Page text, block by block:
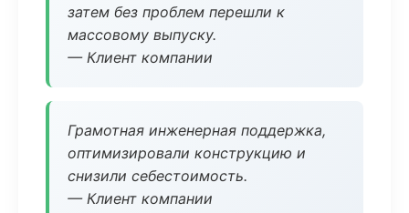
затем без проблем перешли к
массовому выпуску.
— Клиент компании
Грамотная инженерная поддержка,
оптимизировали конструкцию и
снизили себестоимость.
— Клиент компании